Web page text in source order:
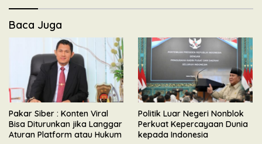
Baca Juga
Pakar Siber : Konten Viral
Bisa Diturunkan jika Langgar
Aturan Platform atau Hukum
Politik Luar Negeri Nonblok
Perkuat Kepercayaan Dunia
kepada Indonesia